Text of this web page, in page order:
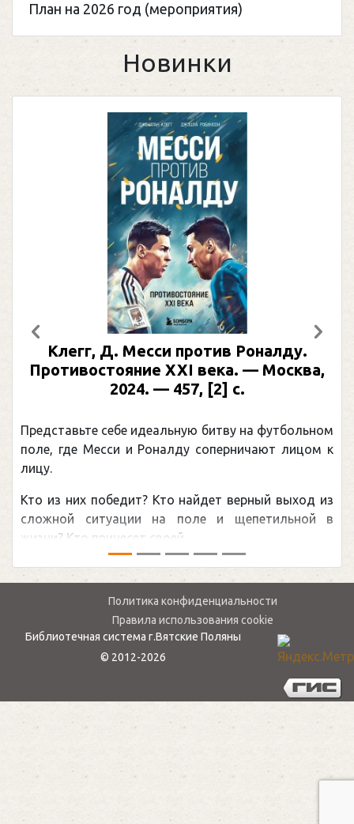
План на 2026 год (мероприятия)
Новинки
Клегг, Д. Месси против Роналду.
Противостояние XXI века. — Москва,
2024. — 457, [2] с.
Представьте себе идеальную битву на футбольном
поле, где Месси и Роналду соперничают лицом к
лицу.
Кто из них победит? Кто найдет верный выход из
сложной ситуации на поле и щепетильной в
жизни? Кто принесет своей ...
Предыдущий
Политика конфиденциальности
Правила использования cookie
Библиотечная система г.Вятские Поляны
© 2012-2026